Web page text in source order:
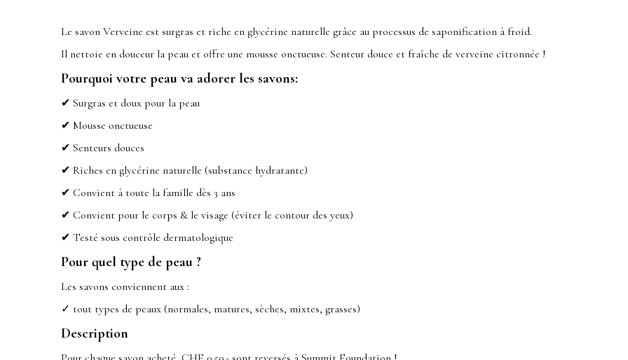
Le savon Verveine est surgras et riche en glycérine naturelle grâce au processus de saponification à froid.
Il nettoie en douceur la peau et offre une mousse onctueuse. Senteur douce et fraîche de verveine citronnée !
Pourquoi votre peau va adorer les savons:
✔ Surgras et doux pour la peau
✔ Mousse onctueuse
✔ Senteurs douces
✔ Riches en glycérine naturelle (substance hydratante)
✔ Convient à toute la famille dès 3 ans
✔ Convient pour le corps & le visage (éviter le contour des yeux)
✔ Testé sous contrôle dermatologique
Pour quel type de peau ?
Les savons conviennent aux :
✓ tout types de peaux (normales, matures, sèches, mixtes, grasses)
Description